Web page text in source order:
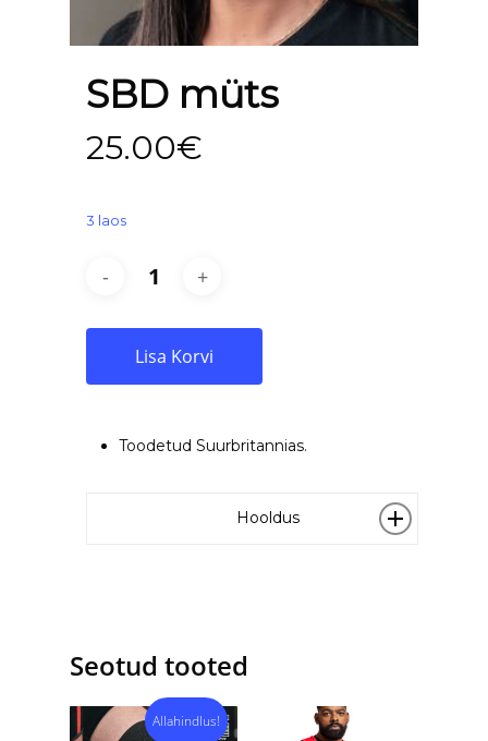
SBD müts
25.00€
3 laos
Lisa Korvi
Toodetud Suurbritannias.
Hooldus
Seotud tooted
Allahindlus!